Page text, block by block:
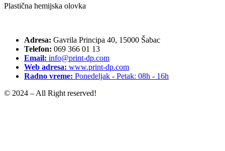
Plastična hemijska olovka
Adresa: Gavrila Principa 40, 15000 Šabac
Telefon: 069 366 01 13
Email: info@print-dp.com
Web adresa: www.print-dp.com
Radno vreme: Ponedeljak - Petak: 08h - 16h
© 2024 – All Right reserved!